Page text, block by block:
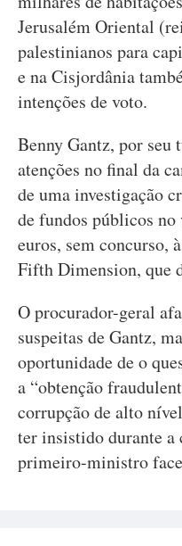
Jerusalém Oriental
palestinianos para
e na Cisjordânia
intenções de voto.
Benny Gantz, por seu
atenções no final da
de uma investigação
de fundos públicos
euros, sem concurso,
Fifth Dimension, que
O procurador-geral
suspeitas de Gantz,
oportunidade de o
a “obtenção
corrupção de alto
ter insistido durante a
primeiro-ministro